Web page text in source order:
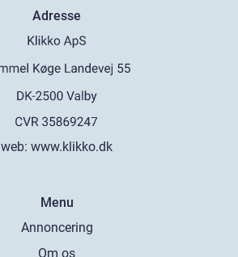
Adresse
web: www.klikko.dk
Menu
Annoncering
Om os